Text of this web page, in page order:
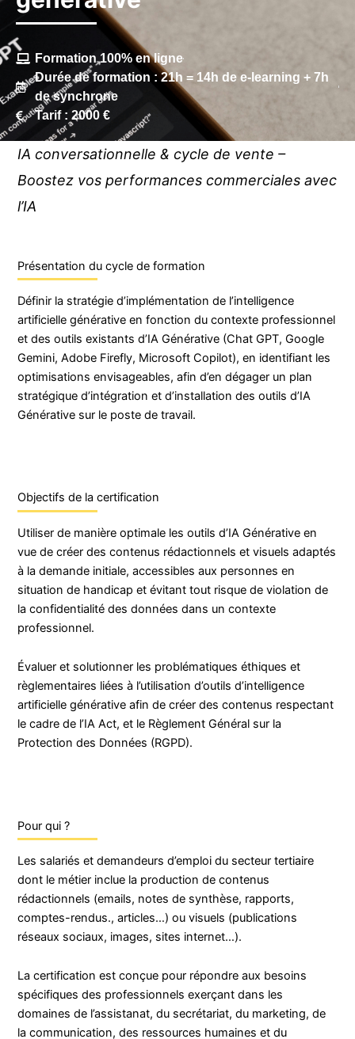
Formation 100% en ligne
Durée de formation : 21h = 14h de e-learning + 7h
de synchrone
Tarif : 2000 €
IA conversationnelle & cycle de vente –
Boostez vos performances commerciales avec
l’IA
Présentation du cycle de formation
Définir la stratégie d’implémentation de l’intelligence
artificielle générative en fonction du contexte professionnel
et des outils existants d’IA Générative (Chat GPT, Google
Gemini, Adobe Firefly, Microsoft Copilot), en identifiant les
optimisations envisageables, afin d’en dégager un plan
stratégique d’intégration et d’installation des outils d’IA
Générative sur le poste de travail.
Objectifs de la certification
Utiliser de manière optimale les outils d’IA Générative en
vue de créer des contenus rédactionnels et visuels adaptés
à la demande initiale, accessibles aux personnes en
situation de handicap et évitant tout risque de violation de
la confidentialité des données dans un contexte
professionnel.
Évaluer et solutionner les problématiques éthiques et
règlementaires liées à l’utilisation d’outils d’intelligence
artificielle générative afin de créer des contenus respectant
le cadre de l’IA Act, et le Règlement Général sur la
Protection des Données (RGPD).
Pour qui ?
Les salariés et demandeurs d’emploi du secteur tertiaire
dont le métier inclue la production de contenus
rédactionnels (emails, notes de synthèse, rapports,
comptes-rendus., articles…) ou visuels (publications
réseaux sociaux, images, sites internet…).
La certification est conçue pour répondre aux besoins
spécifiques des professionnels exerçant dans les
domaines de l’assistanat, du secrétariat, du marketing, de
la communication, des ressources humaines et du